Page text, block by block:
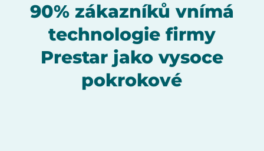
90% zákazníků vnímá
technologie firmy
Prestar jako vysoce
pokrokové